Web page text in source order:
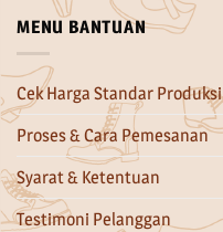
MENU BANTUAN
Cek Harga Standar Produksi
Proses & Cara Pemesanan
Syarat & Ketentuan
Testimoni Pelanggan